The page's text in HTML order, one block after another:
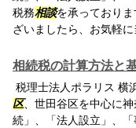
税務相談を承っており
ざいましたら、お気軽
相続税の計算方法と
税理士法人ポラリス 横
区、世田谷区を中心に
続」、「法人設立」、